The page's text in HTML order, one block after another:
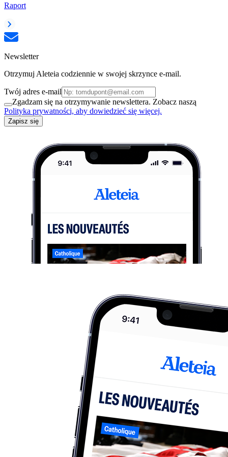
Raport
Newsletter
Otrzymuj Aleteia codziennie w swojej skrzynce e-mail.
Twój adres e-mail
Zgadzam się na otrzymywanie newslettera. Zobacz naszą
Polityka prywatności, aby dowiedzieć się więcej.
Zapisz się